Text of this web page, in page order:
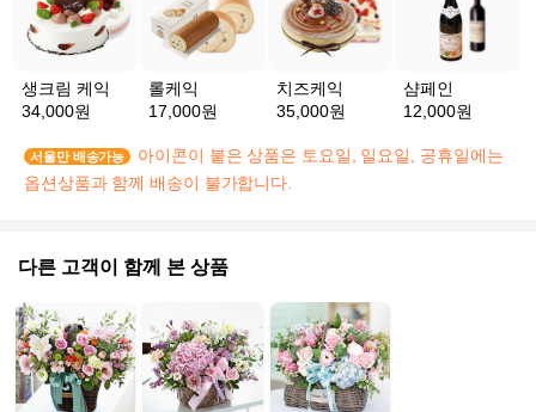
생크림 케익
34,000원
롤케익
17,000원
치즈케익
35,000원
샴페인
12,000원
서울만 배송가능
아이콘이 붙은 상품은 토요일, 일요일, 공휴일에는
옵션상품과 함께 배송이 불가합니다.
다른 고객이 함께 본 상품